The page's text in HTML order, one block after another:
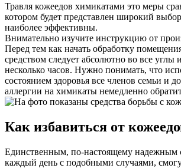
Травля кожеедов химикатами это меры
котором будет представлен широкий
наиболее эффективны.
Внимательно изучите инструкцию от
Перед тем как начать обработку
средством следует абсолютно во все
несколько часов. Нужно понимать, что
состоянием здоровья все членов семьи
аллергии на химикаты немедленно
Как избавиться от
Единственным, по-настоящему надежным
каждый день с подобными случаями,